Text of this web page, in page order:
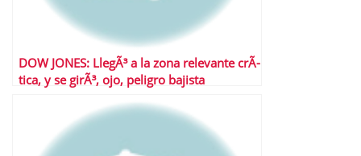
DOW JONES: LlegÃ³ a la zona relevante crÃ­
tica, y se girÃ³, ojo, peligro bajista